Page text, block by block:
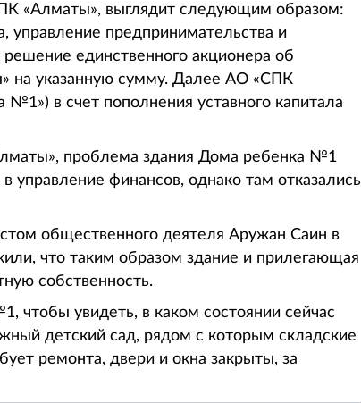
«Алматы», выглядит следующим образом:
управление предпринимательства и
единственного акционера об
на указанную сумму. Далее АО «СПК
в счет пополнения уставного капитала
проблема здания Дома ребенка №1
управление финансов, однако там отказались
общественного деятеля Аружан Саин в
что таким образом здание и прилегающая
собственность.
чтобы увидеть, в каком состоянии сейчас
детский сад, рядом с которым складские
ремонта, двери и окна закрыты, за